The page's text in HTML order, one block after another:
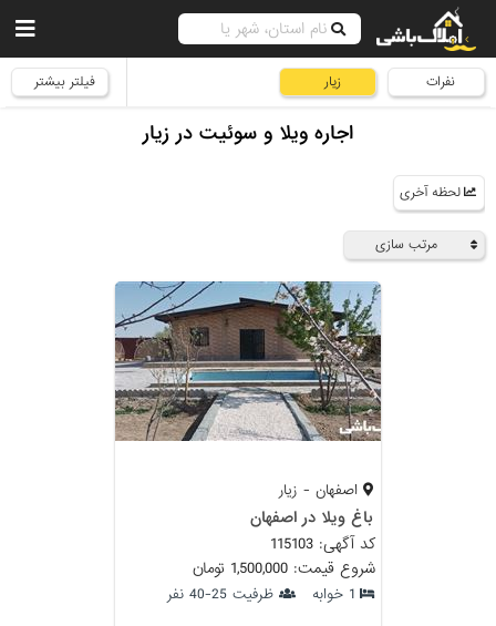
نفرات زیار فیلتر بیشتر
اجاره ویلا و سوئیت در زیار
لحظه آخری
مرتب سازی
اصفهان - زیار
باغ ویلا در اصفهان
کد آگهی: 115103
شروع قیمت: 1,500,000 تومان
1 خوابه ظرفیت 25-40 نفر